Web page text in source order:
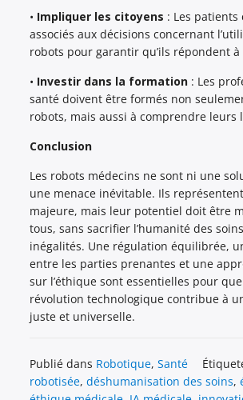
• Impliquer les citoyens : Les
associés aux décisions concernant
robots pour garantir qu’ils répondent
• Investir dans la formation : Les
santé doivent être formés non
robots, mais aussi à comprendre leurs
Conclusion
Les robots médecins ne sont ni une
une menace inévitable. Ils
majeure, mais leur potentiel doit être
tous, sans sacrifier l’humanité des
inégalités. Une régulation équilibrée,
entre les parties prenantes et une
sur l’éthique sont essentielles pour
révolution technologique contribue à
juste et universelle.
Publié dans Robotique,Santé
robotisée,déshumanisation des soins,